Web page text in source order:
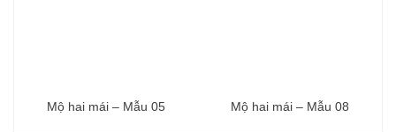
Mộ hai mái – Mẫu 05 Mộ hai mái – Mẫu 08